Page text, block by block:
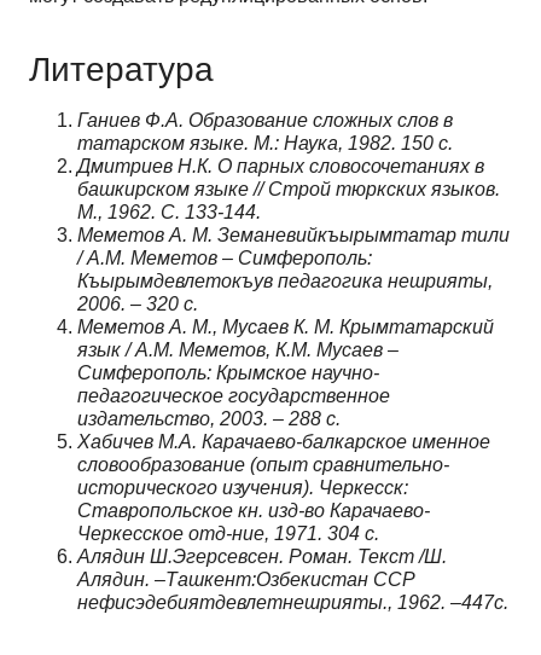
Литература
Ганиев Ф.А. Образование сложных слов в
татарском языке. М.: Наука, 1982. 150 с.
Дмитриев Н.К. О парных словосочетаниях в
башкирском языке // Строй тюркских языков.
М., 1962. С. 133-144.
Меметов А. М. Земаневийкъырымтатар тили
/ А.М. Меметов – Симферополь:
Къырымдевлетокъув педагогика нешрияты,
2006. – 320 с.
Меметов А. М., Мусаев К. М. Крымтатарский
язык / А.М. Меметов, К.М. Мусаев –
Симферополь: Крымское научно-
педагогическое государственное
издательство, 2003. – 288 с.
Хабичев М.А. Карачаево-балкарское именное
словообразование (опыт сравнительно-
исторического изучения). Черкесск:
Ставропольское кн. изд-во Карачаево-
Черкесское отд-ние, 1971. 304 с.
Алядин Ш.Эгерсевсен. Роман. Текст /Ш.
Алядин. –Ташкент:Озбекистан ССР
нефисэдебиятдевлетнешрияты., 1962. –447с.